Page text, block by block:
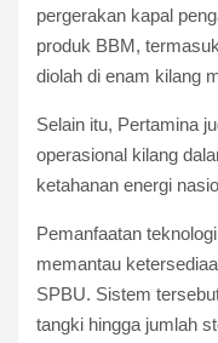
pergerakan kapal
produk BBM,
diolah di enam kilang
Selain itu, Pertamina
operasional kilang
ketahanan energi
Pemanfaatan
memantau
SPBU. Sistem
tangki hingga jumlah